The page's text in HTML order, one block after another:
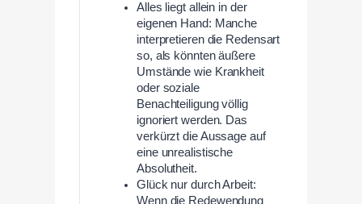
Alles liegt allein in der
eigenen Hand: Manche
interpretieren die Redensart
so, als könnten äußere
Umstände wie Krankheit
oder soziale
Benachteiligung völlig
ignoriert werden. Das
verkürzt die Aussage auf
eine unrealistische
Absolutheit.
Glück nur durch Arbeit:
Wenn die Redewendung